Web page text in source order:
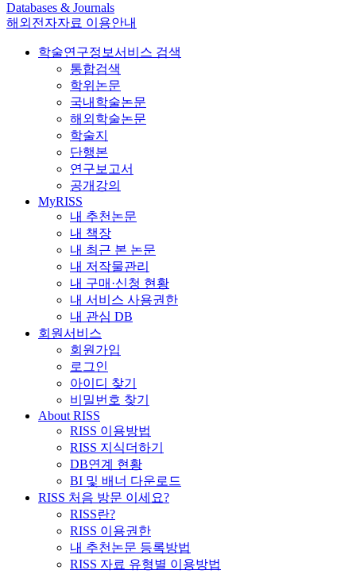
Databases & Journals
해외전자자료 이용안내
학술연구정보서비스 검색
통합검색
학위논문
국내학술논문
해외학술논문
학술지
단행본
연구보고서
공개강의
MyRISS
내 추천논문
내 책장
내 최근 본 논문
내 저작물관리
내 구매·신청 현황
내 서비스 사용권한
내 관심 DB
회원서비스
회원가입
로그인
아이디 찾기
비밀번호 찾기
About RISS
RISS 이용방법
RISS 지식더하기
DB연계 현황
BI 및 배너 다운로드
RISS 처음 방문 이세요?
RISS란?
RISS 이용권한
내 추천논문 등록방법
RISS 자료 유형별 이용방법